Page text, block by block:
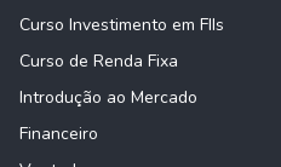
Curso Investimento em FIIs
Curso de Renda Fixa
Introdução ao Mercado
Financeiro